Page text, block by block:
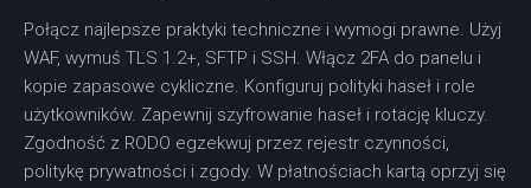
Połącz najlepsze praktyki techniczne i wymogi prawne. Użyj
WAF, wymuś TLS 1.2+, SFTP i SSH. Włącz 2FA do panelu i
kopie zapasowe cykliczne. Konfiguruj polityki haseł i role
użytkowników. Zapewnij szyfrowanie haseł i rotację kluczy.
Zgodność z RODO egzekwuj przez rejestr czynności,
politykę prywatności i zgody. W płatnościach kartą oprzyj się